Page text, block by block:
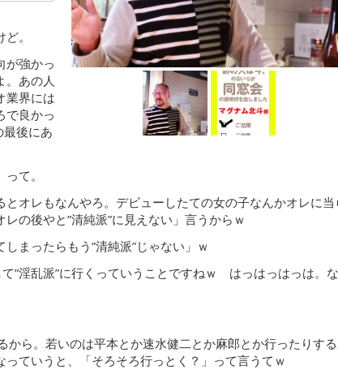
。
が強かっ
。あの人
業界には
で良かっ
後にあ
て。
オレもなんやろ。デビューしたての女の子なんかオレに当
の後やと”清純派”に見えない」言うからｗ
まったらもう”清純派”じゃない」ｗ
”淫乱派”に行くっていうことですねｗ はっはっはっは。
から。若いのは平本とか速水健二とか麻郎とか行ったりす
ていうと、「そろそろ行っとく？」って言うてｗ